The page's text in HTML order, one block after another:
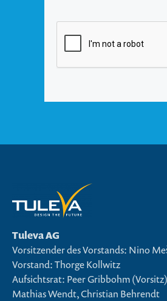
Tuleva AG
Vorsitzender des Vorstands: Nino
Vorstand: Thorge Kollwitz
Aufsichtsrat: Peer Gribbohm
Mathias Wendt, Christian Behrendt